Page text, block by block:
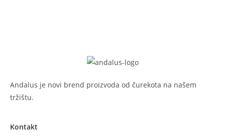
Andalus je novi brend proizvoda od čurekota na našem
tržištu.
Kontakt